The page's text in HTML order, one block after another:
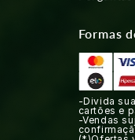
Formas
-Divida
cartões e
-Vendas